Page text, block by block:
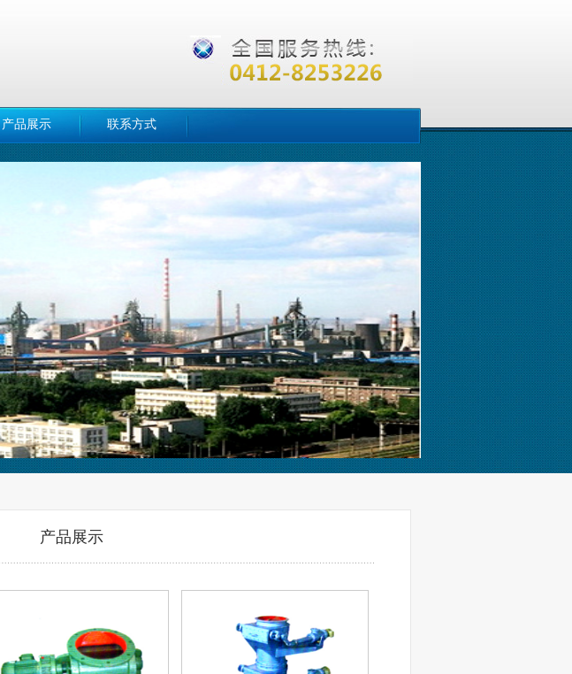
产品展示 联系方式
产品展示